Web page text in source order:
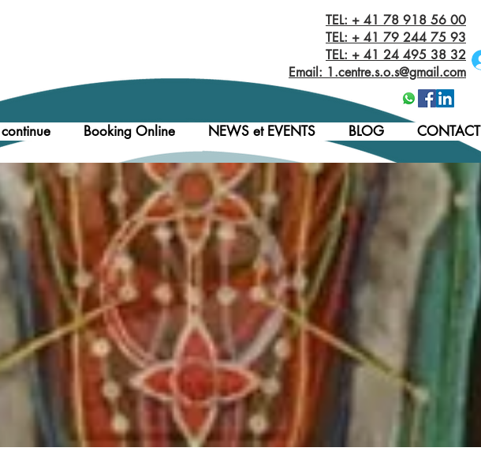
TEL: + 41 78 918 56 00
TEL: + 41 79 244 75 93
TEL: + 41 24 495 38 32‬
Email: 1.centre.s.o.s@gmail.com
Booking Online NEWS et EVENTS BLOG CONTACT